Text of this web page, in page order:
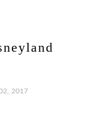
2017